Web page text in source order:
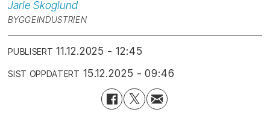
Jarle Skoglund
BYGGEINDUSTRIEN
PUBLISERT 11.12.2025 - 12:45
SIST OPPDATERT 15.12.2025 - 09:46